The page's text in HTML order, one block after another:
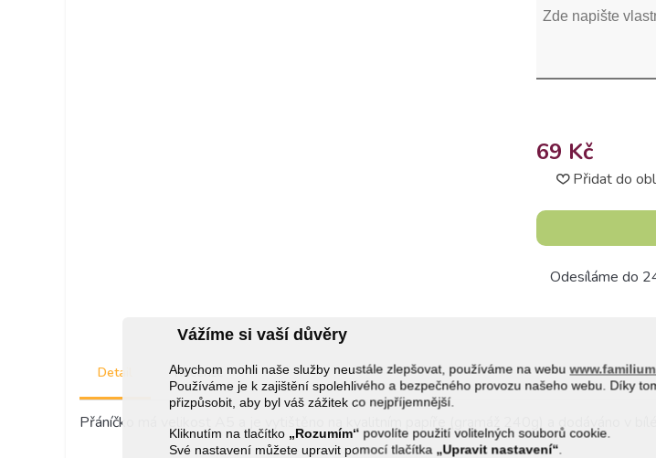
Vážíme si vaší důvěry
Abychom mohli naše služby neustále zlepšovat, používáme na webu
Používáme je k zajištění spolehlivého a bezpečného provozu našeho webu. Díky
přizpůsobit, aby byl váš zážitek co nejpříjemnější.
Kliknutím na tlačítko „Rozumím“ povolíte použití volitelných souborů cookie.
Své nastavení můžete upravit pomocí tlačítka „Upravit nastavení“.
69 Kč
Přidat do
Odesíláme do
Detail Recenze
Přáníčko má velikost A5 a je vytištěno na kvalitním papíře (gramáž 240g) a dodáváno v bílé